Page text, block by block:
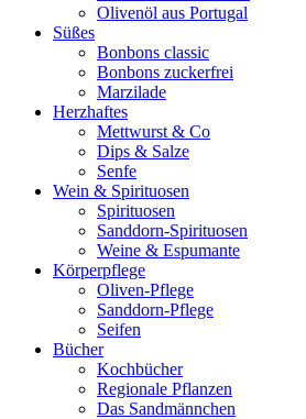
Olivenöl aus Portugal
Süßes
Bonbons classic
Bonbons zuckerfrei
Marzilade
Herzhaftes
Mettwurst & Co
Dips & Salze
Senfe
Wein & Spirituosen
Spirituosen
Sanddorn-Spirituosen
Weine & Espumante
Körperpflege
Oliven-Pflege
Sanddorn-Pflege
Seifen
Bücher
Kochbücher
Regionale Pflanzen
Das Sandmännchen